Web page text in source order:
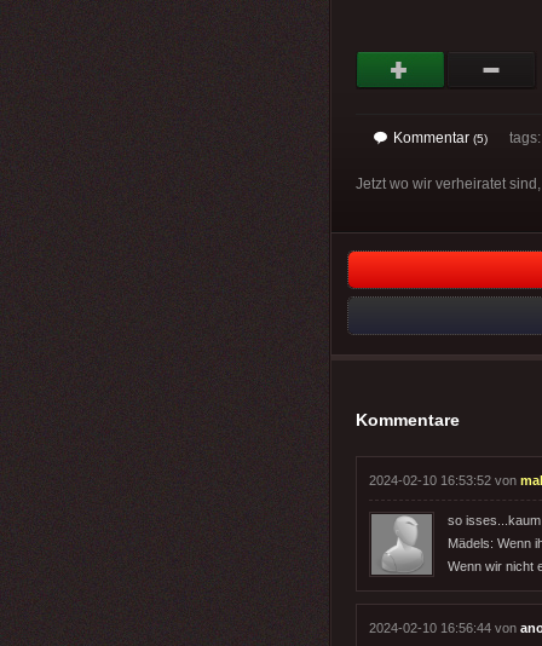
Kommentar (5)
Jetzt wo wir verheiratet
Kommentare
2024-02-10 16:53:52 von
so
Mädels: Wenn
Wenn wir nicht
2024-02-10 16:56:44 von